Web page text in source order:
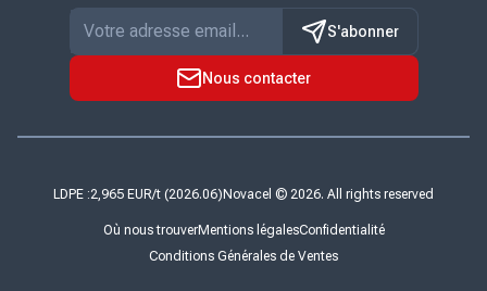
Nous contacter
S'abonner
LDPE : Novacel © 2026. All rights reserved
Où nous trouverMentions légalesConfidentialité
Conditions Générales de Ventes